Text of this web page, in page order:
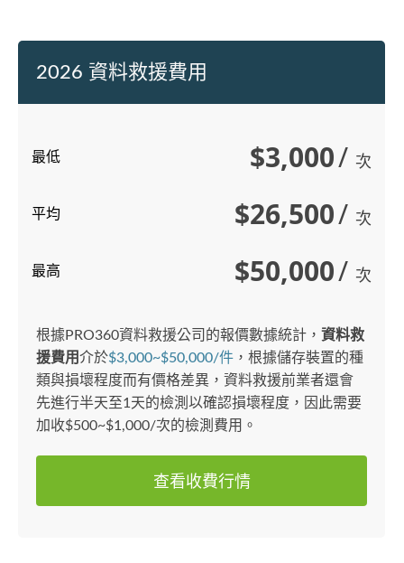
2026 資料救援費用
最低 $3,000/ 次
平均 $26,500/ 次
最高 $50,000/ 次
根據PRO360資料救援公司的報價數據統計， 資料救
援費用介於$3,000~$50,000/件 ，根據儲存裝置的種
類與損壞程度而有價格差異，資料救援前業者還會
先進行半天至1天的檢測以確認損壞程度，因此需要
加收$500~$1,000/次的檢測費用。
查看收費行情